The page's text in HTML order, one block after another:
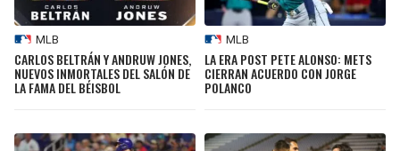
MLB
CARLOS BELTRÁN Y ANDRUW JONES,
NUEVOS INMORTALES DEL SALÓN DE
LA FAMA DEL BÉISBOL
MLB
LA ERA POST PETE ALONSO: METS
CIERRAN ACUERDO CON JORGE
POLANCO